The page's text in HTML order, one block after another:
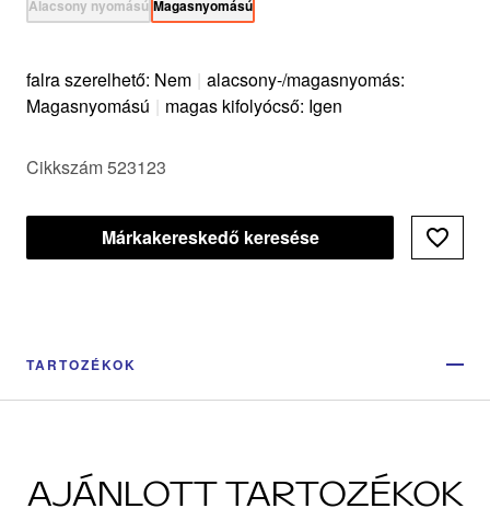
Alacsony nyomású Magasnyomású
falra szerelhető: Nem | alacsony-/magasnyomás:
Magasnyomású | magas kifolyócső: Igen
Cikkszám 523123
Márkakereskedő keresése
TARTOZÉKOK
AJÁNLOTT TARTOZÉKOK